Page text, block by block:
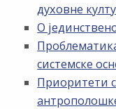
духовне
О
системске
Приоритети